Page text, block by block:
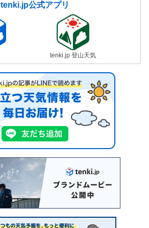
tenki.jp公式アプリ
tenki.jp 登山天気